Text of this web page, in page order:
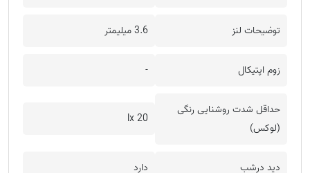
توضیحات لنز 3.6 میلیمتر
زوم اپتیکال -
حداقل شدت روشنایی رنگی
(لوکس)
20 lx
دید درشب دارد